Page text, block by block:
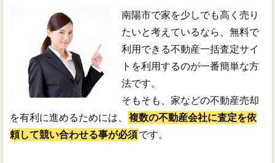
南陽市で家を少しでも高く売り
たいと考えているなら、無料で
利用できる不動産一括査定サイ
トを利用するのが一番簡単な方
法です。
そもそも、家などの不動産売却
を有利に進めるためには、
複数の不動産会社に査定を依
頼して競い合わせる事が必須です。